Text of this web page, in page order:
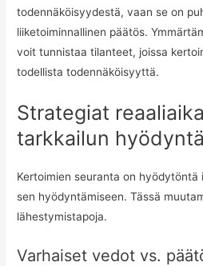
todennäköisyydestä, vaan se on
liiketoiminnallinen päätös.
voit tunnistaa tilanteet, joissa
todellista todennäköisyyttä.
Strategiat
tarkkailun
Kertoimien seuranta on hyödytöntä
sen hyödyntämiseen. Tässä
lähestymistapoja.
Varhaiset vedot vs.